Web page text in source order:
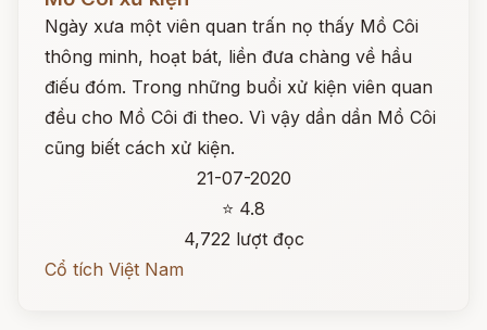
Ngày xưa một viên quan trấn nọ thấy Mồ Côi
thông minh, hoạt bát, liền đưa chàng về hầu
điếu đóm. Trong những buổi xử kiện viên quan
đều cho Mồ Côi đi theo. Vì vậy dần dần Mồ Côi
cũng biết cách xử kiện.
21-07-2020
⭐ 4.8
4,722 lượt đọc
Cổ tích Việt Nam